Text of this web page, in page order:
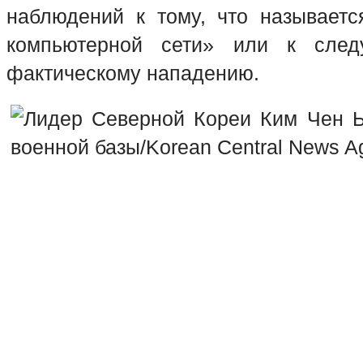
наблюдений к тому, что
компьютерной сети» или к
фактическому нападению.